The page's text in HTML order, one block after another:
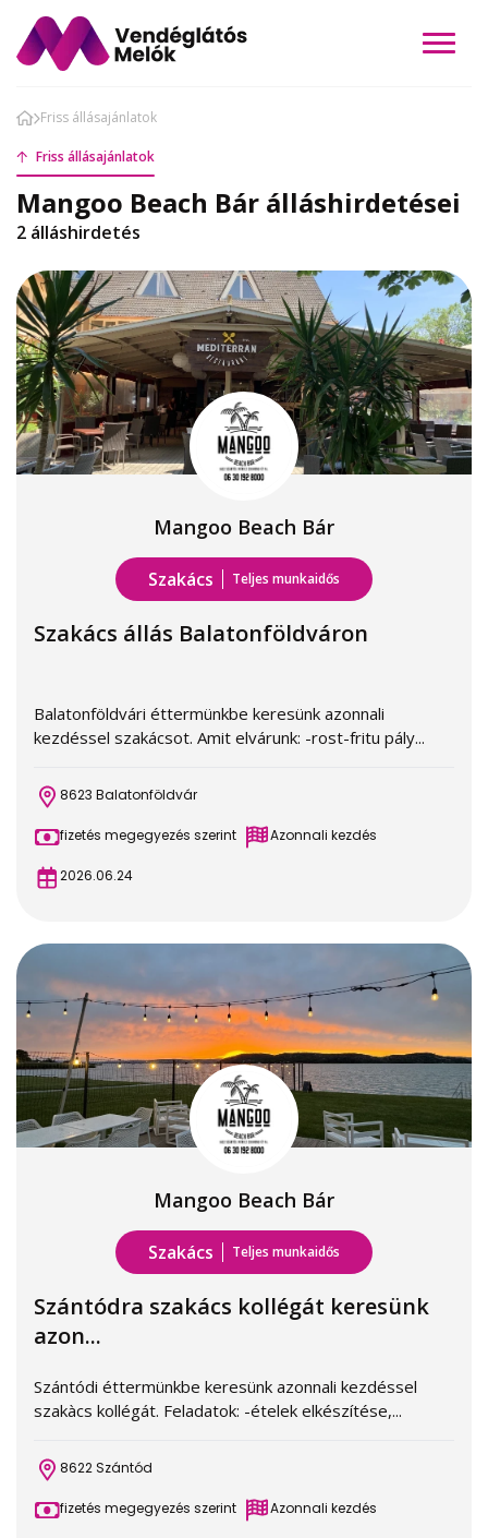
Friss állásajánlatok
Friss állásajánlatok
Mangoo Beach Bár álláshirdetései
2 álláshirdetés
Mangoo Beach Bár
Szakács Teljes munkaidős
Szakács állás Balatonföldváron
Balatonföldvári éttermünkbe keresünk azonnali
kezdéssel szakácsot. Amit elvárunk: -rost-fritu pály...
8623 Balatonföldvár
fizetés megegyezés szerint Azonnali kezdés
2026.06.24
Mangoo Beach Bár
Szakács Teljes munkaidős
Szántódra szakács kollégát keresünk
azon...
Szántódi éttermünkbe keresünk azonnali kezdéssel
szakàcs kollégát. Feladatok: -ételek elkészítése,...
8622 Szántód
fizetés megegyezés szerint Azonnali kezdés